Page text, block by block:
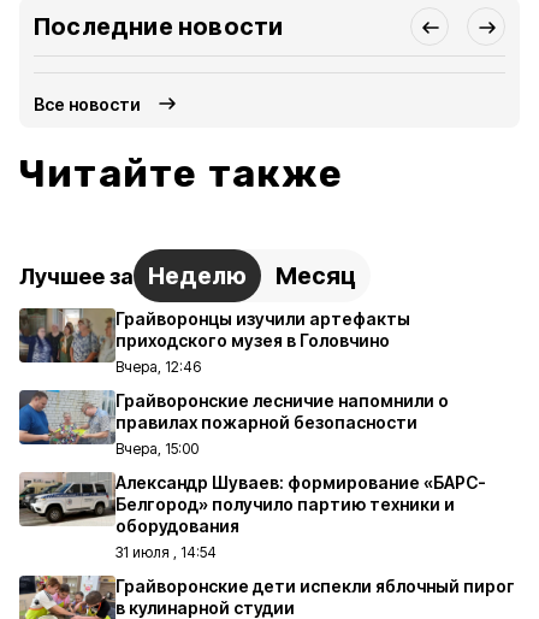
Последние новости
Все новости
Читайте также
Лучшее за Неделю Месяц
Грайворонцы изучили артефакты
приходского музея в Головчино
Вчера, 12:46
Грайворонские лесничие напомнили о
правилах пожарной безопасности
Вчера, 15:00
Александр Шуваев: формирование «БАРС-
Белгород» получило партию техники и
оборудования
31 июля , 14:54
Грайворонские дети испекли яблочный пирог
в кулинарной студии